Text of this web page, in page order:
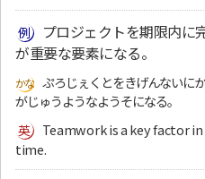
プロジェクトを期限内に
が重要な要素になる。
ぷろじぇくとをきげんないに
がじゅうようなようそになる。
Teamwork is a key factor
time.